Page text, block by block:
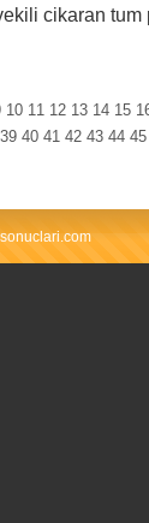
cikaran tum
10 11 12 13 14 15
39 40 41 42 43 44 45